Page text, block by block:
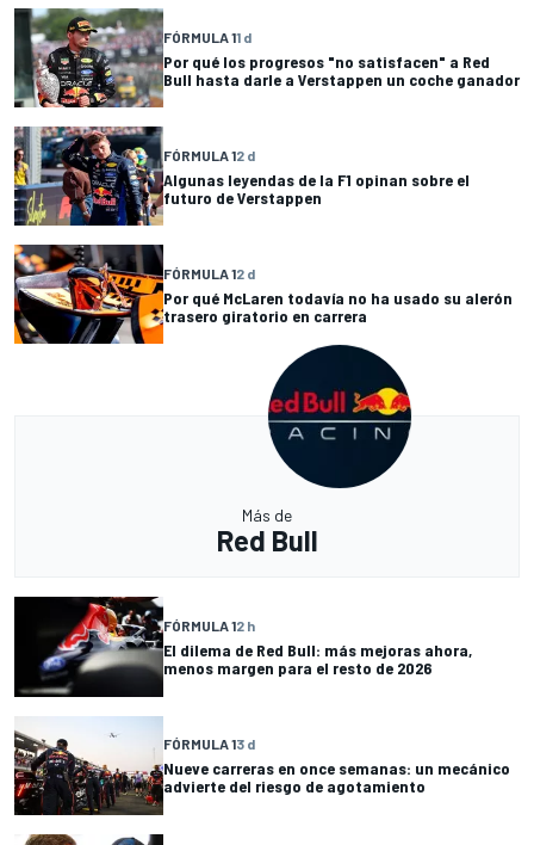
FÓRMULA 11 d
Por qué los progresos "no satisfacen" a Red
Bull hasta darle a Verstappen un coche ganador
FÓRMULA 12 d
Algunas leyendas de la F1 opinan sobre el
futuro de Verstappen
FÓRMULA 12 d
Por qué McLaren todavía no ha usado su alerón
trasero giratorio en carrera
Más de
Red Bull
FÓRMULA 12 h
El dilema de Red Bull: más mejoras ahora,
menos margen para el resto de 2026
FÓRMULA 13 d
Nueve carreras en once semanas: un mecánico
advierte del riesgo de agotamiento